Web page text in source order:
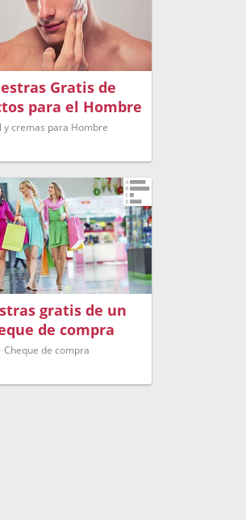
Gratis de
para el Hombre
y cremas para Hombre
gratis de un
de compra
Cheque de compra